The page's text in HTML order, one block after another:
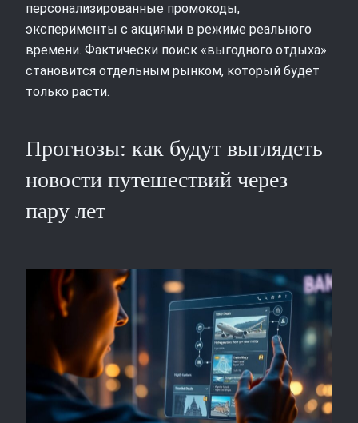
персонализированные промокоды,
эксперименты с акциями в режиме реального
времени. Фактически поиск «выгодного отдыха»
становится отдельным рынком, который будет
только расти.
Прогнозы: как будут выглядеть
новости путешествий через
пару лет